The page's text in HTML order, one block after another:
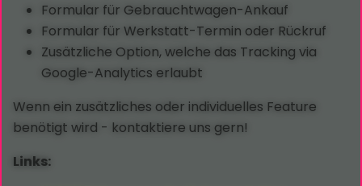
Formular für Gebrauchtwagen-Ankauf
Formular für Werkstatt-Termin oder Rückruf
Zusätzliche Option, welche das Tracking via
Google-Analytics erlaubt
Wenn ein zusätzliches oder individuelles Feature
benötigt wird - kontaktiere uns gern!
Links: